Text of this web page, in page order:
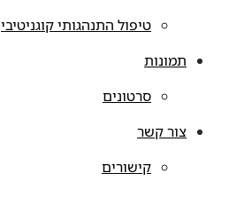
טיפול התנהגותי קוגניטיבי
תמונות
סרטונים
צור קשר
קישורים